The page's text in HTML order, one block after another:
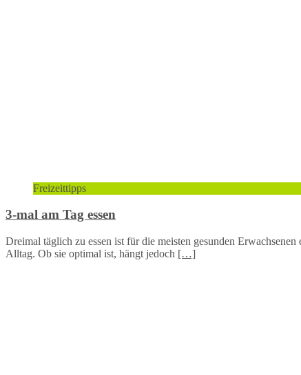
Freizeittipps
3-mal am Tag essen
Dreimal täglich zu essen ist für die meisten gesunden
Alltag. Ob sie optimal ist, hängt jedoch […]